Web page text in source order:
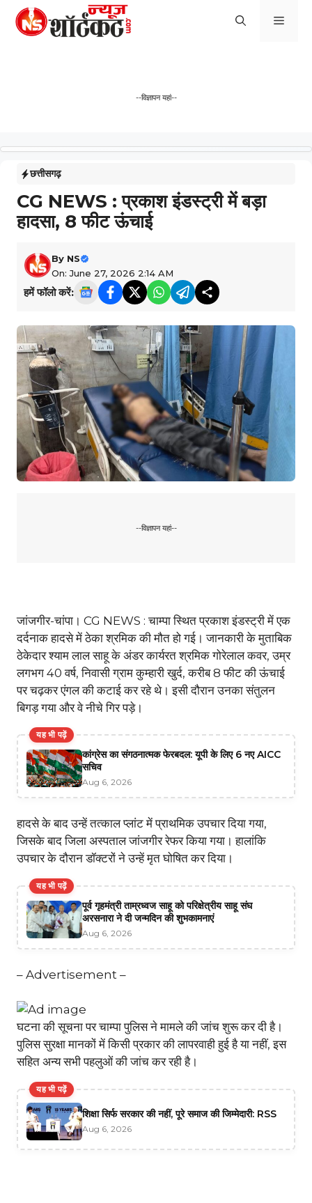
Skip
--विज्ञापन यहां--
छत्तीसगढ़
CG NEWS : प्रकाश इंडस्ट्री में बड़ा
हादसा, 8 फीट ऊंचाई
By NS
On: June 27, 2026 2:14 AM
हमें फॉलो करें:
--विज्ञापन यहां--
जांजगीर-चांपा। CG NEWS : चाम्पा स्थित प्रकाश इंडस्ट्री में एक
दर्दनाक हादसे में ठेका श्रमिक की मौत हो गई। जानकारी के मुताबिक
ठेकेदार श्याम लाल साहू के अंडर कार्यरत श्रमिक गोरेलाल कवर, उम्र
लगभग 40 वर्ष, निवासी ग्राम कुम्हारी खुर्द, करीब 8 फीट की ऊंचाई
पर चढ़कर एंगल की कटाई कर रहे थे। इसी दौरान उनका संतुलन
बिगड़ गया और वे नीचे गिर पड़े।
यह भी पढ़ें
कांग्रेस का संगठनात्मक फेरबदल: यूपी के लिए 6 नए AICC
सचिव
Aug 6, 2026
हादसे के बाद उन्हें तत्काल प्लांट में प्राथमिक उपचार दिया गया,
जिसके बाद जिला अस्पताल जांजगीर रेफर किया गया। हालांकि
उपचार के दौरान डॉक्टरों ने उन्हें मृत घोषित कर दिया।
यह भी पढ़ें
पूर्व गृहमंत्री ताम्रध्वज साहू को परिक्षेत्रीय साहू संघ
अरसनारा ने दी जन्मदिन की शुभकामनाएं
Aug 6, 2026
– Advertisement –
घटना की सूचना पर चाम्पा पुलिस ने मामले की जांच शुरू कर दी है।
पुलिस सुरक्षा मानकों में किसी प्रकार की लापरवाही हुई है या नहीं, इस
सहित अन्य सभी पहलुओं की जांच कर रही है।
यह भी पढ़ें
शिक्षा सिर्फ सरकार की नहीं, पूरे समाज की जिम्मेदारी: RSS
Aug 6, 2026